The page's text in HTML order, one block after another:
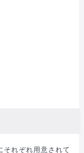
それぞれ用意されて